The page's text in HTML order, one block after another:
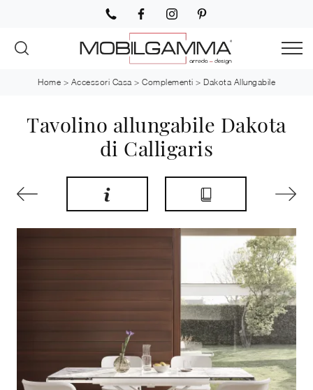
Home > Accessori Casa > Complementi > Dakota Allungabile
Tavolino allungabile Dakota
di Calligaris